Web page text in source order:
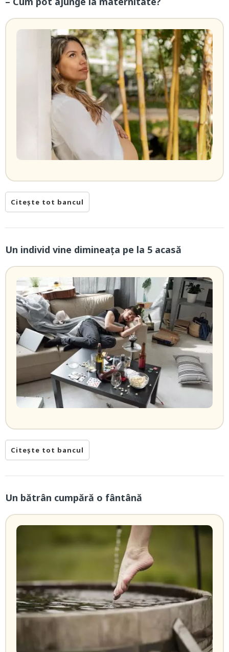
Citește tot bancul
Un individ vine dimineaţa pe la 5 acasă
Citește tot bancul
Un bătrân cumpără o fântână